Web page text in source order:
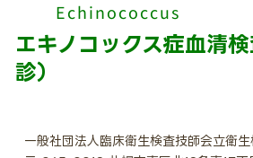
Echinococcus
エキノコックス症血清
診）
一般社団法人臨床衛生検査技師会立衛